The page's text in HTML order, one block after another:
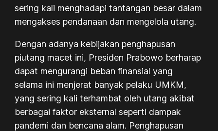
sering kali menghadapi tantangan besar dalam
mengakses pendanaan dan mengelola utang.
Dengan adanya kebijakan penghapusan
piutang macet ini, Presiden Prabowo berharap
dapat mengurangi beban finansial yang
selama ini menjerat banyak pelaku UMKM,
yang sering kali terhambat oleh utang akibat
berbagai faktor eksternal seperti dampak
pandemi dan bencana alam. Penghapusan